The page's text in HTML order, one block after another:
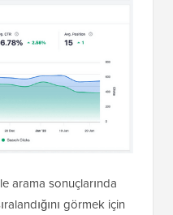
arama sonuçlarında
görmek için